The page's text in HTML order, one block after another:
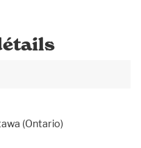
(Ontario)